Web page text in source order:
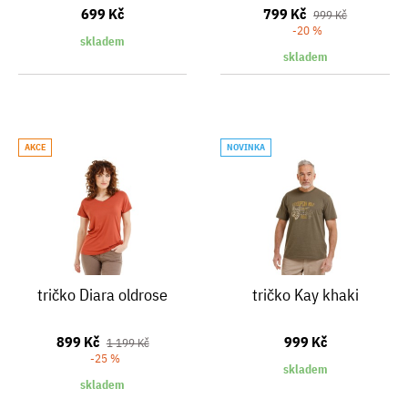
699 Kč
skladem
799 Kč 999 Kč
-20 %
skladem
AKCE
tričko Diara oldrose
899 Kč 1 199 Kč
-25 %
skladem
NOVINKA
tričko Kay khaki
999 Kč
skladem